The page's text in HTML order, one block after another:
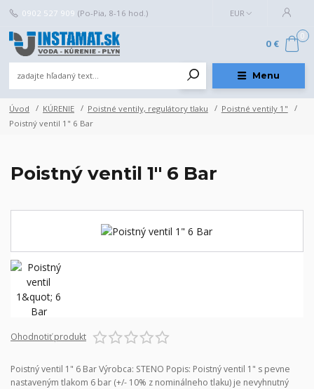
Menu
EUR
0902 527 909 (Po-Pia, 8-16 hod.)
0
0 €
Úvod KÚRENIE Poistné ventily, regulátory tlaku
Poistné ventily 1"
Poistný ventil 1" 6 Bar
Poistný ventil 1" 6 Bar
Ohodnotiť produkt
Poistný ventil 1" 6 Bar Výrobca: STENO Popis: Poistný ventil 1" s pevne
nastaveným tlakom 6 bar (+/- 10% z nominálneho tlaku) je nevyhnutný